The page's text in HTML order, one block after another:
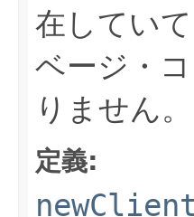
在してい
ベージ・
りません。
定義: